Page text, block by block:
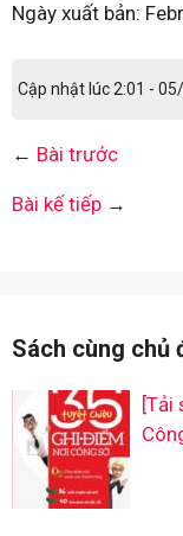
Ngày xuất bản:
Cập nhật lúc 2:01 -
← Bài trước
Bài kế tiếp →
Sách cùng chủ
[Tải